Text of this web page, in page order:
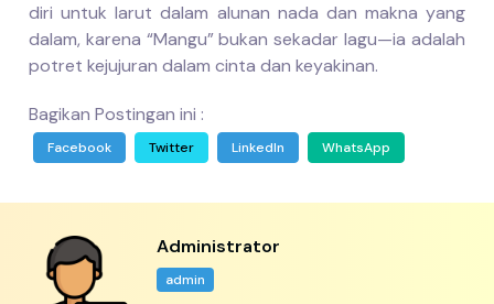
diri untuk larut dalam alunan nada dan makna yang
dalam, karena “Mangu” bukan sekadar lagu—ia adalah
potret kejujuran dalam cinta dan keyakinan.
Bagikan Postingan ini :
Facebook Twitter LinkedIn WhatsApp
Administrator
admin